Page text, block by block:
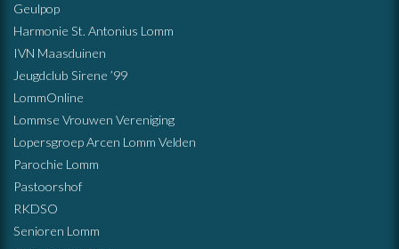
Geulpop
Harmonie St. Antonius Lomm
IVN Maasduinen
Jeugdclub Sirene ’99
LommOnline
Lommse Vrouwen Vereniging
Lopersgroep Arcen Lomm Velden
Parochie Lomm
Pastoorshof
RKDSO
Senioren Lomm